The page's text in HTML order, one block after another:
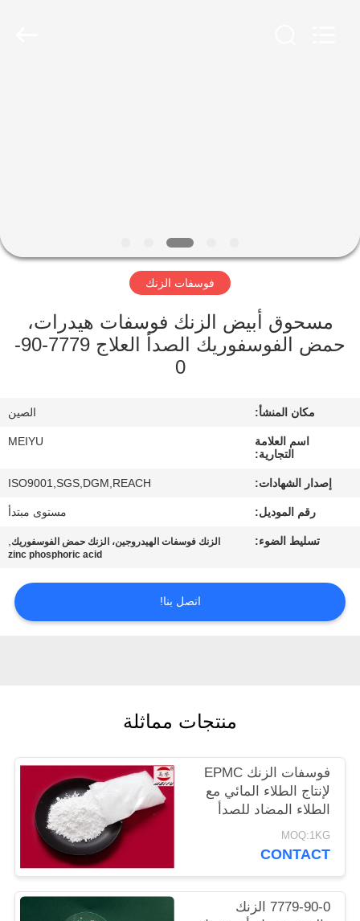
حولنا
في
المصنع
الجودة
اتصل
اطلب
اقتباس
فوسفات الزنك
مسحوق أبيض الزنك فوسفات هيدرات،
حمض الفوسفوريك الصدأ العلاج 7779-90-
0
مكان المنشأ: الصين
اسم العلامة
التجارية:
MEIYU
إصدار الشهادات: ISO9001,SGS,DGM,REACH
رقم الموديل: مستوى مبتدأ
تسليط الضوء: الزنك فوسفات الهيدروجين، الزنك حمض الفوسفوريك,
zinc phosphoric acid
اتصل بنا!
منتجات مماثلة
فوسفات الزنك EPMC
لإنتاج الطلاء المائي مع
الطلاء المضاد للصدأ
منخفض المعادن الثقيلة
MOQ:1KG
CONTACT
7779-90-0 الزنك